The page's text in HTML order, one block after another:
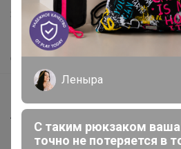
Защита покупателя
Помощь
О нас
Все предложения
Анонсы
Новости
Леныра
С таким рюкзаком
точно не потеряется в